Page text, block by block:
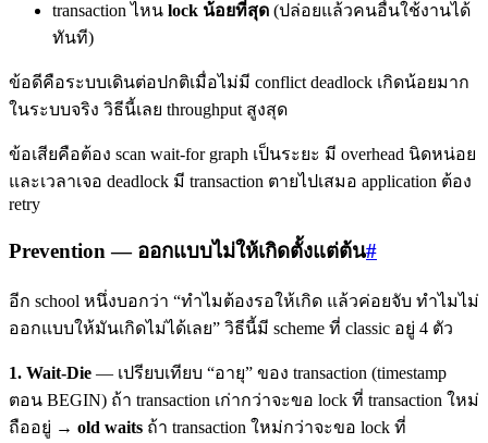
transaction ไหน lock น้อยที่สุด (ปล่อยแล้วคนอื่นใช้งานได้
ทันที)
ข้อดีคือระบบเดินต่อปกติเมื่อไม่มี conflict deadlock เกิดน้อยมาก
ในระบบจริง วิธีนี้เลย throughput สูงสุด
ข้อเสียคือต้อง scan wait-for graph เป็นระยะ มี overhead นิดหน่อย
และเวลาเจอ deadlock มี transaction ตายไปเสมอ application ต้อง
retry
Prevention — ออกแบบไม่ให้เกิดตั้งแต่ต้น#
อีก school หนึ่งบอกว่า “ทำไมต้องรอให้เกิด แล้วค่อยจับ ทำไมไม่
ออกแบบให้มันเกิดไม่ได้เลย” วิธีนี้มี scheme ที่ classic อยู่ 4 ตัว
1. Wait-Die — เปรียบเทียบ “อายุ” ของ transaction (timestamp
ตอน BEGIN) ถ้า transaction เก่ากว่าจะขอ lock ที่ transaction ใหม่
ถืออยู่ → old waits ถ้า transaction ใหม่กว่าจะขอ lock ที่